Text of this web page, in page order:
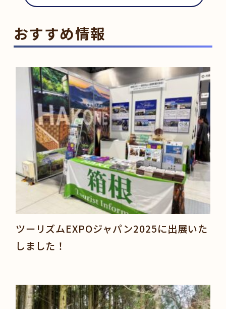
おすすめ情報
ツーリズムEXPOジャパン2025に出展いた
しました！